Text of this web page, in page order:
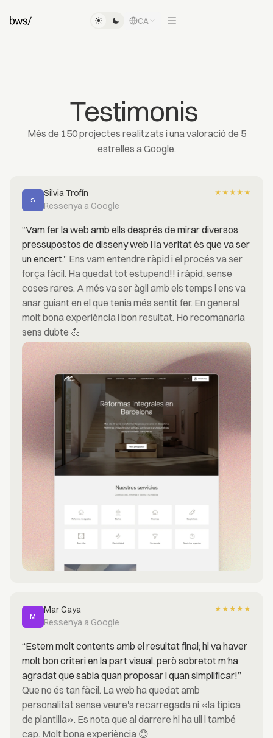
CA
Testimonis
Més de 150 projectes realitzats i una valoració de 5
estrelles a Google.
S
Silvia Trofín
Ressenya a Google
★ ★ ★ ★ ★
“Vam fer la web amb ells després de mirar diversos
pressupostos de disseny web i la veritat és que va ser
un encert.” Ens vam entendre ràpid i el procés va ser
força fàcil. Ha quedat tot estupend!! i ràpid, sense
coses rares. A més va ser àgil amb els temps i ens va
anar guiant en el que tenia més sentit fer. En general
molt bona experiència i bon resultat. Ho recomanaria
sens dubte 💪
M
Mar Gaya
Ressenya a Google
★ ★ ★ ★ ★
“Estem molt contents amb el resultat final; hi va haver
molt bon criteri en la part visual, però sobretot m'ha
agradat que sabia quan proposar i quan simplificar!”
Que no és tan fàcil. La web ha quedat amb
personalitat sense veure's recarregada ni «la típica
de plantilla». Es nota que al darrere hi ha ull i també
cap. Molt bona experiència 😊